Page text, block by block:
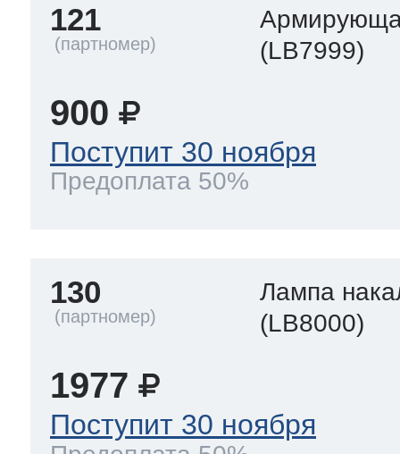
121
(LB7999)
900
Поступит 30 ноября
Предоплата 50%
130
Лампа
(LB8000)
1977
Поступит 30 ноября